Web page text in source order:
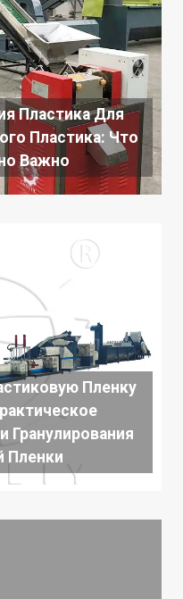
Пластика Для
Пластика: Что
Важно
Пленку
Гранулирования
Пленки